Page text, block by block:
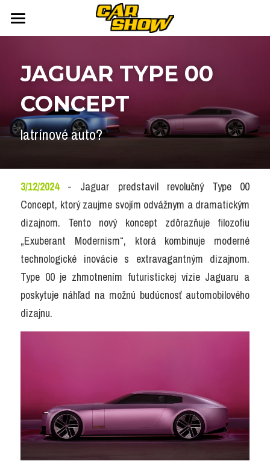
DOMOV
AUTONEWS
AUKCIE
ARCHÍV
KONTAKT
ŠPORT
ČLÁNKY
Přihlášení /Registrace účtu
Vyhledávání
JAGUAR TYPE 00
CONCEPT
latrínové auto?
3/12/2024 - Jaguar predstavil revolučný Type 00
Concept, ktorý zaujme svojím odvážnym a dramatickým
dizajnom. Tento nový koncept zdôrazňuje filozofiu
„Exuberant Modernism“, ktorá kombinuje moderné
technologické inovácie s extravagantným dizajnom.
Type 00 je zhmotnením futuristickej vízie Jaguaru a
poskytuje náhľad na možnú budúcnosť automobilového
dizajnu.